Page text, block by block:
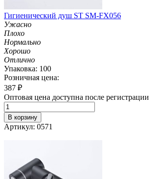
Гигиенический душ ST SM-FX056
Ужасно
Плохо
Нормально
Хорошо
Отлично
Упаковка: 100
Розничная цена:
387 ₽
Оптовая цена доступна после регистрации
В корзину
Артикул: 0571